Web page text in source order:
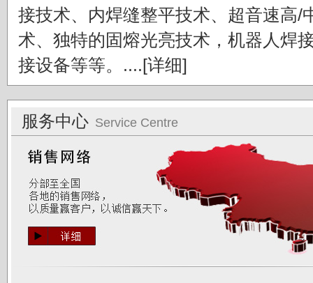
接技术、内焊缝整平技术、超音速高/
术、独特的固熔光亮技术，机器人焊
接设备等等。.... [详细]
服务中心 Service Centre